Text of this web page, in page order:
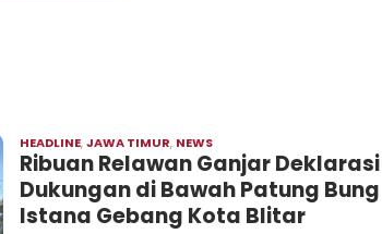
HEADLINE,JAWA TIMUR, NEWS
Hadi
Ribuan Relawan Ganjar Deklarasi
Dukungan di Bawah Patung
Istana Gebang Kota Blitar